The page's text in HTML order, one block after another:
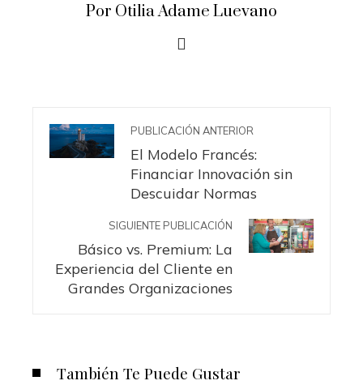
Por Otilia Adame Luevano
PUBLICACIÓN ANTERIOR
El Modelo Francés:
Financiar Innovación sin
Descuidar Normas
SIGUIENTE PUBLICACIÓN
Básico vs. Premium: La
Experiencia del Cliente en
Grandes Organizaciones
También Te Puede Gustar